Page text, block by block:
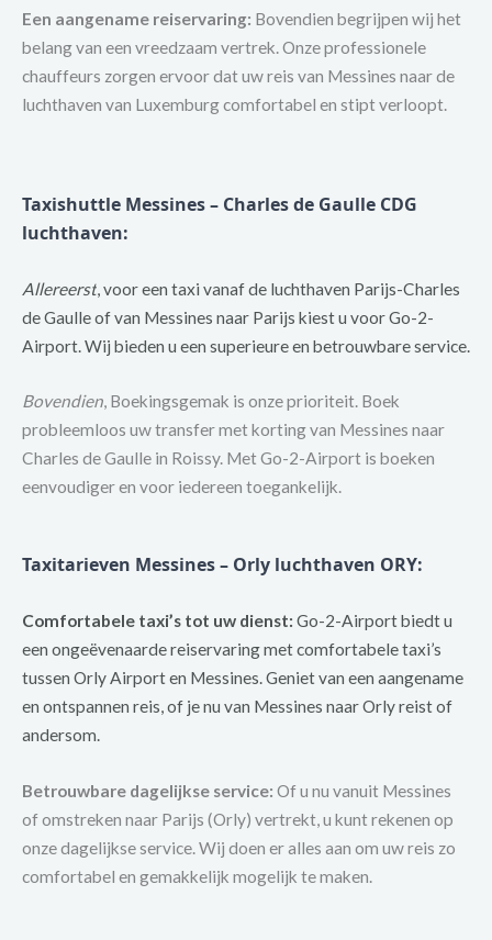
Een aangename reiservaring: Bovendien begrijpen wij het
belang van een vreedzaam vertrek. Onze professionele
chauffeurs zorgen ervoor dat uw reis van Messines naar de
luchthaven van Luxemburg comfortabel en stipt verloopt.
Taxishuttle Messines – Charles de Gaulle CDG
luchthaven:
Allereerst , voor een taxi vanaf de luchthaven Parijs-Charles
de Gaulle of van Messines naar Parijs kiest u voor Go-2-
Airport. Wij bieden u een superieure en betrouwbare service.
Bovendien, Boekingsgemak is onze prioriteit. Boek
probleemloos uw transfer met korting van Messines naar
Charles de Gaulle in Roissy. Met Go-2-Airport is boeken
eenvoudiger en voor iedereen toegankelijk.
Taxitarieven Messines – Orly luchthaven ORY:
Comfortabele taxi’s tot uw dienst: Go-2-Airport biedt u
een ongeëvenaarde reiservaring met comfortabele taxi’s
tussen Orly Airport en Messines. Geniet van een aangename
en ontspannen reis, of je nu van Messines naar Orly reist of
andersom.
Betrouwbare dagelijkse service: Of u nu vanuit Messines
of omstreken naar Parijs (Orly) vertrekt, u kunt rekenen op
onze dagelijkse service. Wij doen er alles aan om uw reis zo
comfortabel en gemakkelijk mogelijk te maken.